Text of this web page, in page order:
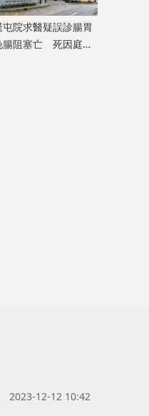
院求醫疑誤診腸胃
腸阻塞亡 死因庭展
2023-12-12 10:42